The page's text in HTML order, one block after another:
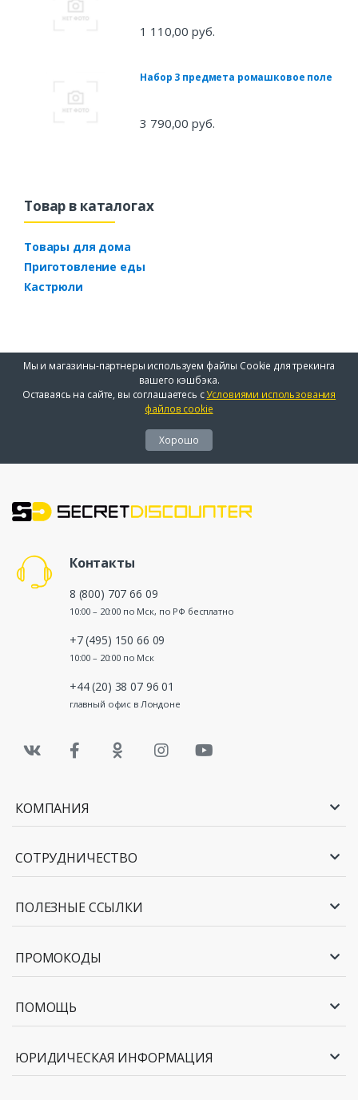
1 110,00 руб.
Набор 3 предмета ромашковое поле
3 790,00 руб.
Товар в каталогах
Товары для дома
Приготовление еды
Кастрюли
Мы и магазины-партнеры используем файлы Cookie для трекинга
вашего кэшбэка.
Оставаясь на сайте, вы соглашаетесь сУсловиями использования
файлов cookie
Хорошо
Контакты
8 (800) 707 66 09
10:00 – 20:00 по Мск, по РФ бесплатно
+7 (495) 150 66 09
10:00 – 20:00 по Мск
+44 (20) 38 07 96 01
главный офис в Лондоне
КОМПАНИЯ
СОТРУДНИЧЕСТВО
ПОЛЕЗНЫЕ ССЫЛКИ
ПРОМОКОДЫ
ПОМОЩЬ
ЮРИДИЧЕСКАЯ ИНФОРМАЦИЯ